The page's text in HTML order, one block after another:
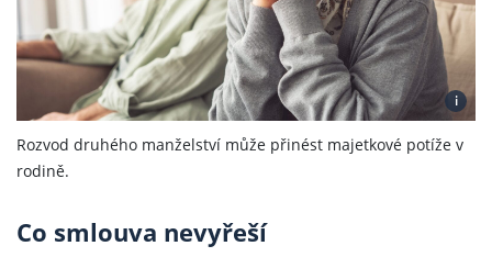
i
Rozvod druhého manželství může přinést majetkové potíže v
rodině.
Co smlouva nevyřeší